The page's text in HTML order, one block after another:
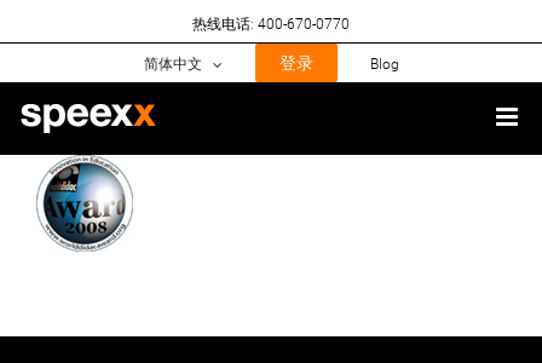
to
热线电话: 400-670-0770
简体中文 登录 Blog